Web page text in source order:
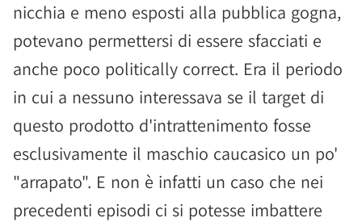
nicchia e meno esposti alla pubblica gogna,
potevano permettersi di essere sfacciati e
anche poco politically correct. Era il periodo
in cui a nessuno interessava se il target di
questo prodotto d'intrattenimento fosse
esclusivamente il maschio caucasico un po'
"arrapato". E non è infatti un caso che nei
precedenti episodi ci si potesse imbattere